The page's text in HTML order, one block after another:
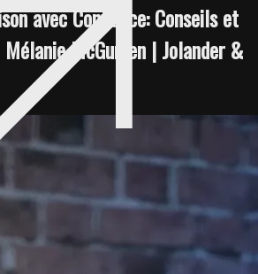
avec Confiance: Conseils et
McGurren | Jolander &